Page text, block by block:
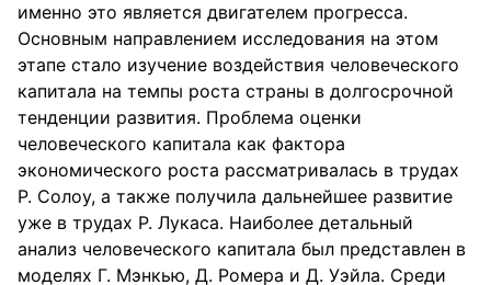
именно это является двигателем прогресса.
Основным направлением исследования на этом
этапе стало изучение воздействия человеческого
капитала на темпы роста страны в долгосрочной
тенденции развития. Проблема оценки
человеческого капитала как фактора
экономического роста рассматривалась в трудах
Р. Солоу, а также получила дальнейшее развитие
уже в трудах Р. Лукаса. Наиболее детальный
анализ человеческого капитала был представлен в
моделях Г. Мэнкью, Д. Ромера и Д. Уэйла. Среди